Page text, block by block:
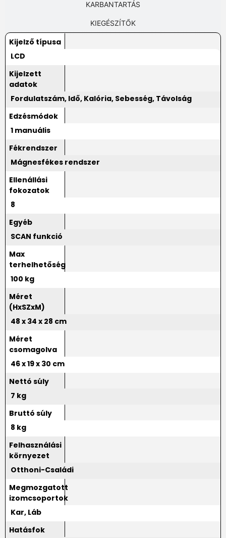
KARBANTARTÁS
KIEGÉSZÍTŐK
Kijelző típusa
LCD
Kijelzett
adatok
Fordulatszám, Idő, Kalória, Sebesség, Távolság
Edzésmódok
1 manuális
Fékrendszer
Mágnesfékes rendszer
Ellenállási
fokozatok
8
Egyéb
SCAN funkció
Max
terhelhetőség
100 kg
Méret
(HxSZxM)
48 x 34 x 28 cm
Méret
csomagolva
46 x 19 x 30 cm
Nettó súly
7 kg
Bruttó súly
8 kg
Felhasználási
környezet
Otthoni-Családi
Megmozgatott
izomcsoportok
Kar, Láb
Hatásfok